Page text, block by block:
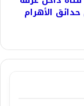
الأهرام